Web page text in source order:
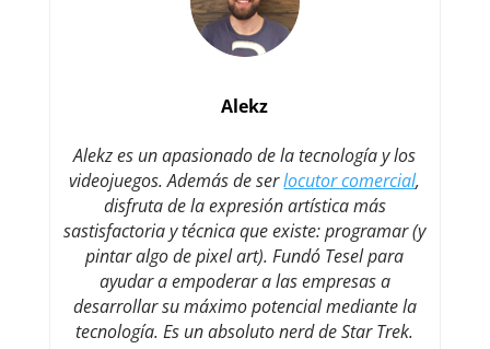
Alekz
Alekz es un apasionado de la tecnología y los
videojuegos. Además de serlocutor comercial,
disfruta de la expresión artística más
sastisfactoria y técnica que existe: programar (y
pintar algo de pixel art). Fundó Tesel para
ayudar a empoderar a las empresas a
desarrollar su máximo potencial mediante la
tecnología. Es un absoluto nerd de Star Trek.